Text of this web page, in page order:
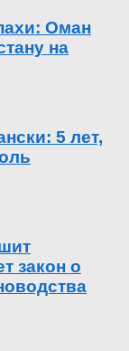
Оман
на
5 лет,
закон о